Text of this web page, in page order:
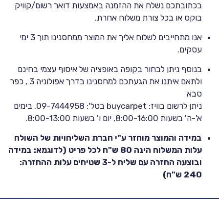
בכתובתכם נשלח את ההזמנה באמצעות דואר רשום/קוויק
בוקס או בכל צורת משלוח אחרת.
אנו מתחייבים לשלוח אליך את המוצר ממחסנינו תוך 3 ימי
עסקים.
בנוסף ניתן לבחור בקופה באופציה של איסוף עצמי בחינם
ולתאם איתנו את הגעתכם למחסנינו בדרך אפולוניה 3 , כפר
סבא
ניתן לרשום בוויז: buycarpet בטל': 09-7444958. בימים
א'-ה' בשעות 8:00-16:00, יום ו' בשעות 8:00-13:00.
במידה והמוצר מוחזר ע"י חברת השליחויות של השולח
עלות המשלוח הינה 80 ש"ח לכל פריט (לדוגמא: במידה
ובוצעה החזרה עם שליח ל-3 שטיחים עלות ההחזרה:
240 ש"ח)